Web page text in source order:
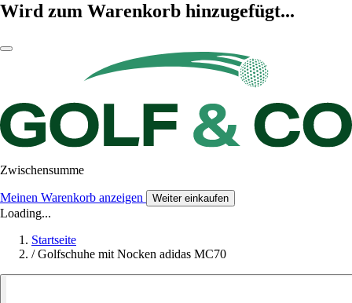
Wird zum Warenkorb hinzugefügt...
Zwischensumme
Meinen Warenkorb anzeigen Weiter einkaufen
Loading...
Startseite
/ Golfschuhe mit Nocken adidas MC70